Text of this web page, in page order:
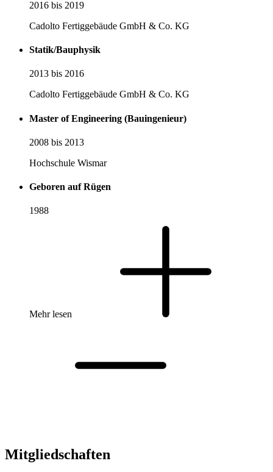
2016 bis 2019
Cadolto Fertiggebäude GmbH & Co. KG
Statik/Bauphysik
2013 bis 2016
Cadolto Fertiggebäude GmbH & Co. KG
Master of Engineering (Bauingenieur)
2008 bis 2013
Hochschule Wismar
Geboren auf Rügen
1988
Mehr lesen
Mitgliedschaften